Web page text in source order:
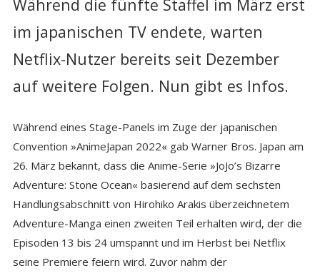
Während die fünfte Staffel im März erst
im japanischen TV endete, warten
Netflix-Nutzer bereits seit Dezember
auf weitere Folgen. Nun gibt es Infos.
Während eines Stage-Panels im Zuge der japanischen
Convention »AnimeJapan 2022« gab Warner Bros. Japan am
26. März bekannt, dass die Anime-Serie »JoJo’s Bizarre
Adventure: Stone Ocean« basierend auf dem sechsten
Handlungsabschnitt von Hirohiko Arakis überzeichnetem
Adventure-Manga einen zweiten Teil erhalten wird, der die
Episoden 13 bis 24 umspannt und im Herbst bei Netflix
seine Premiere feiern wird. Zuvor nahm der